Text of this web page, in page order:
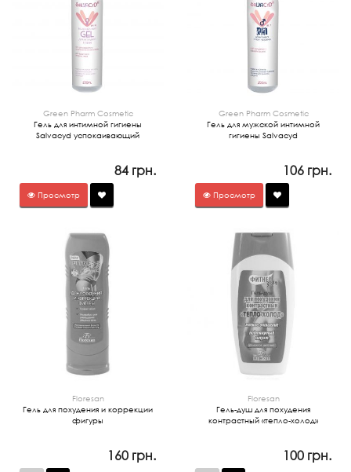
Green Pharm Cosmetic
Гель для интимной гигиены
Salvacyd успокаивающий
84 грн.
Просмотр
Green Pharm Cosmetic
Гель для мужской интимной
гигиены Salvacyd
106 грн.
Просмотр
Floresan
Гель для похудения и коррекции
фигуры
160 грн.
Floresan
Гель-душ для похудения
контрастный «тепло-холод»
100 грн.